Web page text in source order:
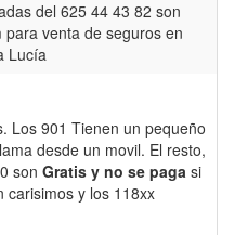
del 625 44 43 82 son
para venta de seguros en
Lucía
Los 901 Tienen un pequeño
desde un movil. El resto,
son Gratis y no se paga si
carisimos y los 118xx